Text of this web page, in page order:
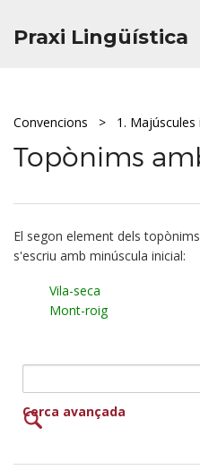
Praxi Lingüística
Convencions 1. Majúscules
Topònims
El segon element dels
s'escriu amb minúscula inicial:
Vila-seca
Mont-roig
Cerca avançada